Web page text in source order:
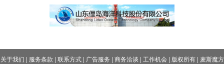
关于我们 | 服务条款 | 联系方式| 广告服务 | 商务洽谈 | 工作机会| 版权所有| 麦斯魔方